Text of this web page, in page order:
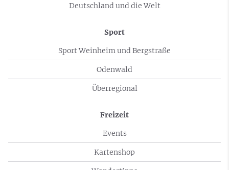
Deutschland und die Welt
Sport
Sport Weinheim und Bergstraße
Odenwald
Überregional
Freizeit
Events
Kartenshop